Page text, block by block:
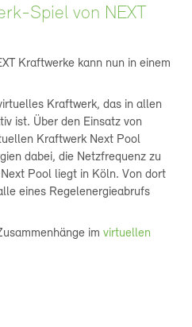
Spiel von NEXT
Kraftwerke kann nun in einem
Kraftwerk, das in allen
ist. Über den Einsatz von
Kraftwerk Next Pool
dabei, die Netzfrequenz zu
Pool liegt in Köln. Von dort
eines Regelenergieabrufs
imvirtuellen